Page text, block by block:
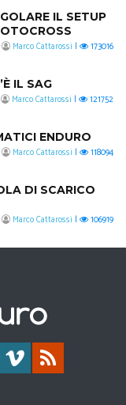
IL SETUP
Marco Cattarossi | 173016
IL SAG
Marco Cattarossi | 121752
ENDURO
Marco Cattarossi | 118094
DI SCARICO
Marco Cattarossi | 106919